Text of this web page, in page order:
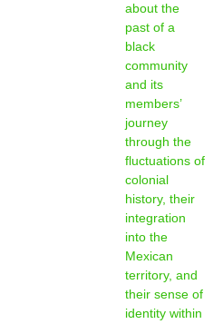
about the
past of a
black
community
and its
members’
journey
through the
fluctuations of
colonial
history, their
integration
into the
Mexican
territory, and
their sense of
identity within